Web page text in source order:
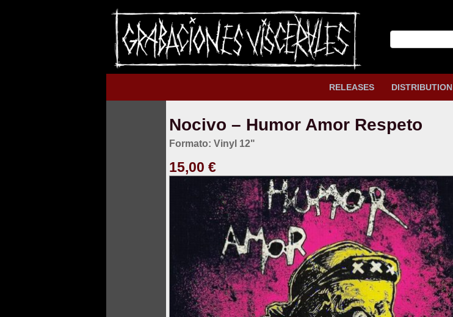
RELEASES DISTRIBUTION
Nocivo – Humor Amor Respeto
Formato: Vinyl 12"
15,00 €